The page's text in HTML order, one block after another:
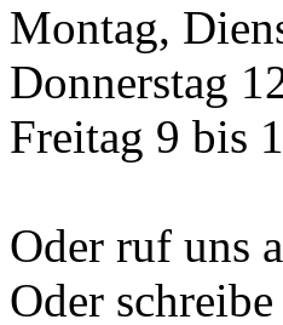
Montag,
Donnerstag
Freitag 9 bis
Oder ruf uns
Oder